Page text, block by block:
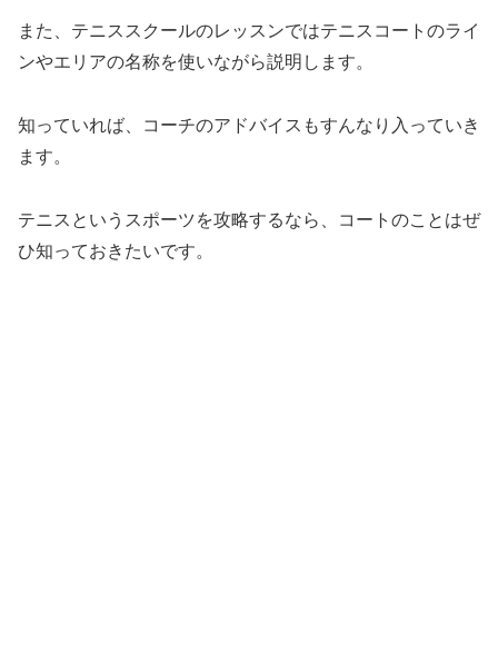
また、テニススクールのレッスンではテニスコートのライ
ンやエリアの名称を使いながら説明します。
知っていれば、コーチのアドバイスもすんなり入っていき
ます。
テニスというスポーツを攻略するなら、コートのことはぜ
ひ知っておきたいです。